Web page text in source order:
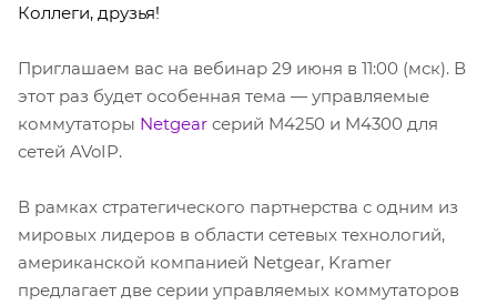
Коллеги, друзья!
Приглашаем вас на вебинар 29 июня в 11:00 (мск). В
этот раз будет особенная тема — управляемые
коммутаторы Netgear cерий M4250 и M4300 для
сетей AVoIP.
В рамках стратегического партнерства с одним из
мировых лидеров в области сетевых технологий,
американской компанией Netgear, Kramer
предлагает две серии управляемых коммутаторов